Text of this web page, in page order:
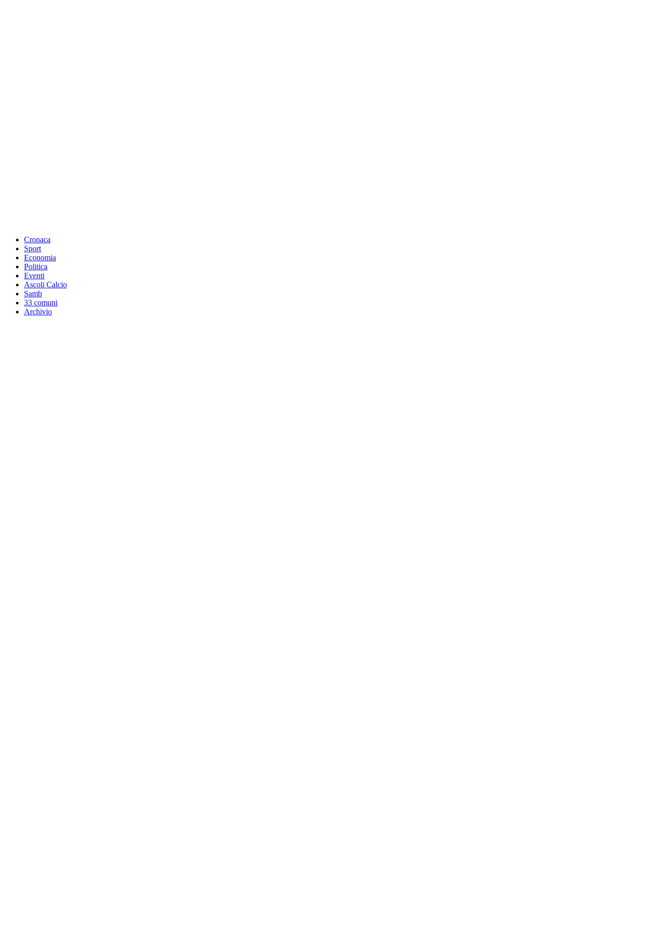
Cronaca
Sport
Economia
Politica
Eventi
Ascoli Calcio
Samb
33 comuni
Archivio